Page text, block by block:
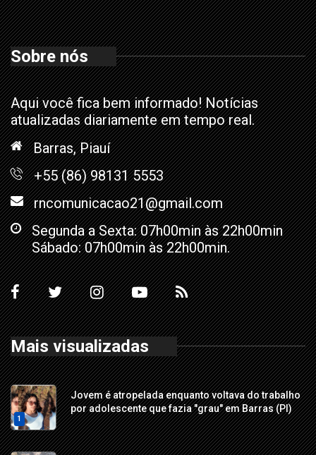
Sobre nós
Aqui você fica bem informado! Notícias
atualizadas diariamente em tempo real.
Barras, Piauí
+55 (86) 98131 5553
rncomunicacao21@gmail.com
Segunda a Sexta: 07h00min às 22h00min
Sábado: 07h00min às 22h00min.
Mais visualizadas
1
Jovem é atropelada enquanto voltava do trabalho
por adolescente que fazia "grau" em Barras (PI)